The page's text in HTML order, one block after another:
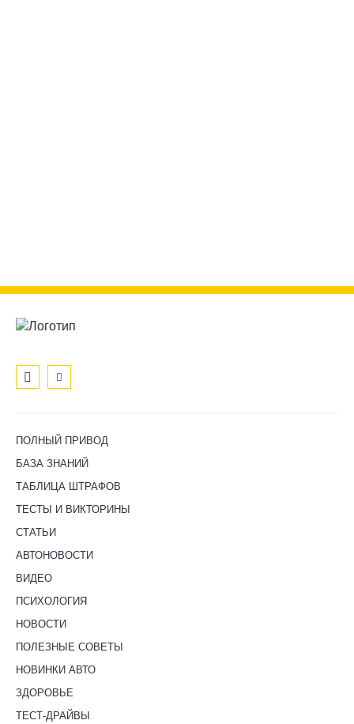
ПОЛНЫЙ ПРИВОД
БАЗА ЗНАНИЙ
ТАБЛИЦА ШТРАФОВ
ТЕСТЫ И ВИКТОРИНЫ
СТАТЬИ
АВТОНОВОСТИ
ВИДЕО
ПСИХОЛОГИЯ
НОВОСТИ
ПОЛЕЗНЫЕ СОВЕТЫ
НОВИНКИ АВТО
ЗДОРОВЬЕ
ТЕСТ-ДРАЙВЫ